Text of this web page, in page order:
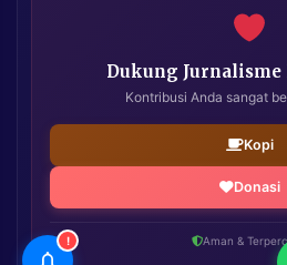
Dukung Jurnalisme
Kontribusi Anda sangat
Kopi
Donasi
Aman &
!